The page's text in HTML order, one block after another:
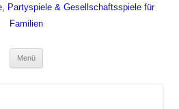
Partyspiele & Gesellschaftsspiele für
Familien
Menü